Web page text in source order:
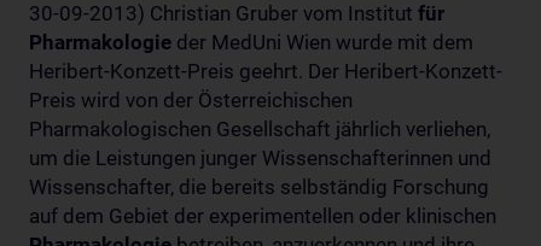
30-09-2013) Christian Gruber vom Institut für
Pharmakologie der MedUni Wien wurde mit dem
Heribert-Konzett-Preis geehrt. Der Heribert-Konzett-
Preis wird von der Österreichischen
Pharmakologischen Gesellschaft jährlich verliehen,
um die Leistungen junger Wissenschafterinnen und
Wissenschafter, die bereits selbständig Forschung
auf dem Gebiet der experimentellen oder klinischen